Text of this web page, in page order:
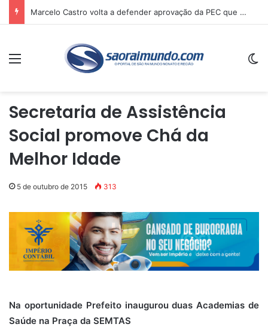
Marcelo Castro volta a defender aprovação da PEC que acaba com a escala 6×1 e avalia clima no Senado
Menu
Secretaria de Assistência
Social promove Chá da
Melhor Idade
5 de outubro de 2015 313
Na oportunidade Prefeito inaugurou duas Academias de
Saúde na Praça da SEMTAS